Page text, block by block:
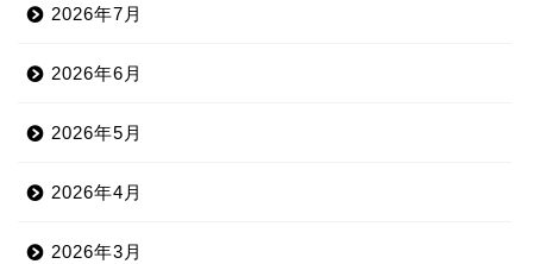
2026年7月
2026年6月
2026年5月
2026年4月
2026年3月